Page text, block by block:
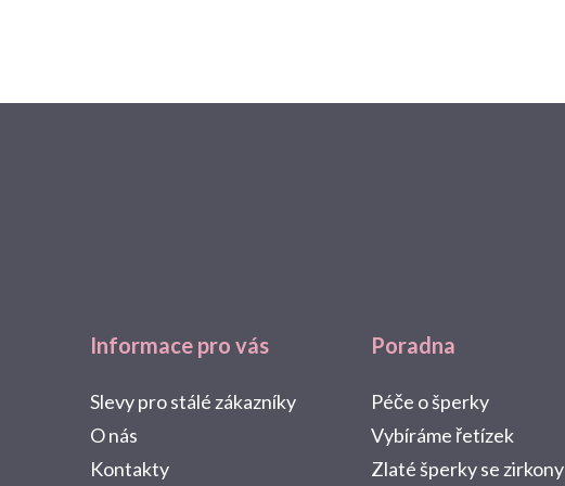
Informace pro vás
Slevy pro stálé zákazníky
O nás
Kontakty
Poradna
Péče o šperky
Vybíráme řetízek
Zlaté šperky se zirkony